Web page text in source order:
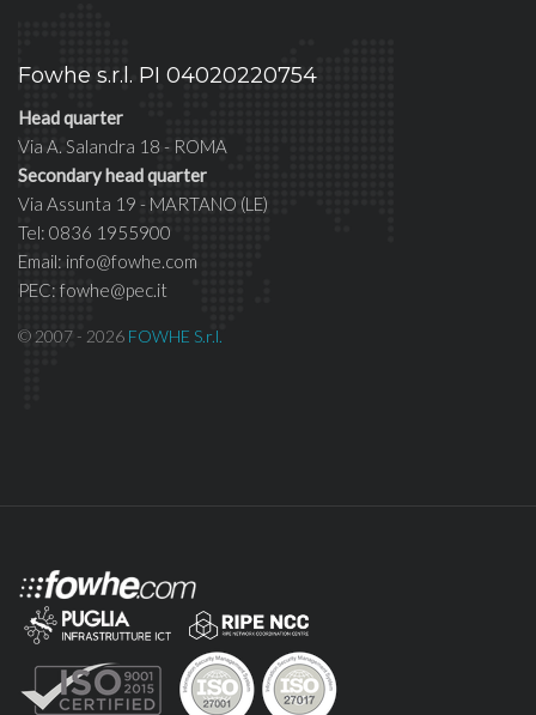
Fowhe s.r.l. PI 04020220754
Head quarter
Via A. Salandra 18 - ROMA
Secondary head quarter
Via Assunta 19 - MARTANO (LE)
Tel: 0836 1955900
Email: info@fowhe.com
PEC: fowhe@pec.it
© 2007 - 2026 FOWHE S.r.l.